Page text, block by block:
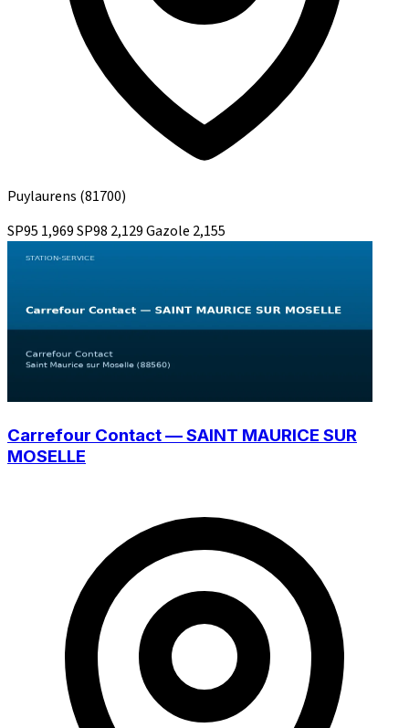
Puylaurens (81700)
SP95 1,969SP98 2,129Gazole 2,155
Carrefour Contact — SAINT MAURICE SUR
MOSELLE